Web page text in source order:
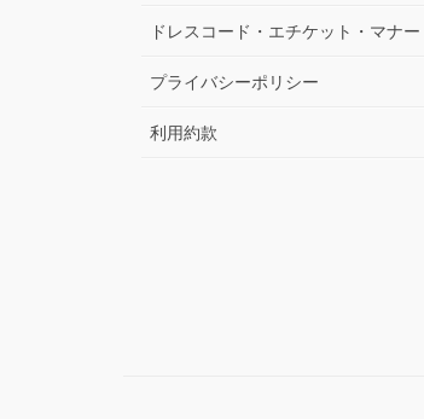
ドレスコード・エチケット・マナー
プライバシーポリシー
利用約款